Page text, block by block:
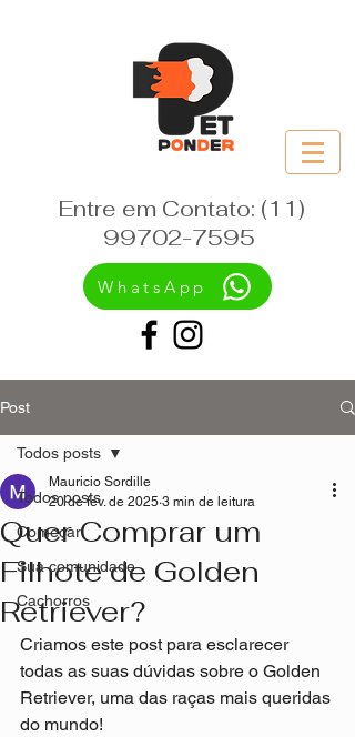
Entre em Contato: (11)
99702-7595
WhatsApp
Post
Todos posts
Começar
Sua comunidade
Cachorros
Todos posts
Quer Comprar um
Filhote de Golden
Retriever?
Mauricio Sordille
20 de fev. de 2025 3 min de leitura
Criamos este post para esclarecer
todas as suas dúvidas sobre o Golden
Retriever, uma das raças mais queridas
do mundo!